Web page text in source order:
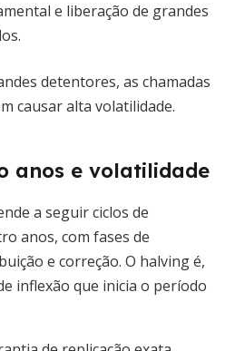
e liberação de grandes
detentores, as chamadas
causar alta volatilidade.
anos e volatilidade
a seguir ciclos de
anos, com fases de
e correção. O halving é,
inflexão que inicia o período